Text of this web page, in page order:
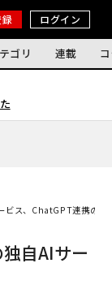
ログイン
ゴリ 連載
ビス、ChatGPT連携の意
自AIサー